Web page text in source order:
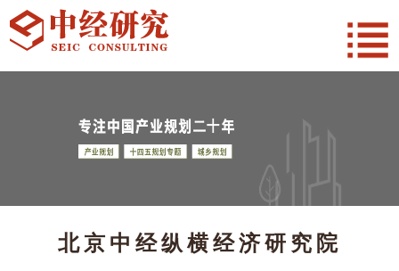
北京中经纵横经济研究院